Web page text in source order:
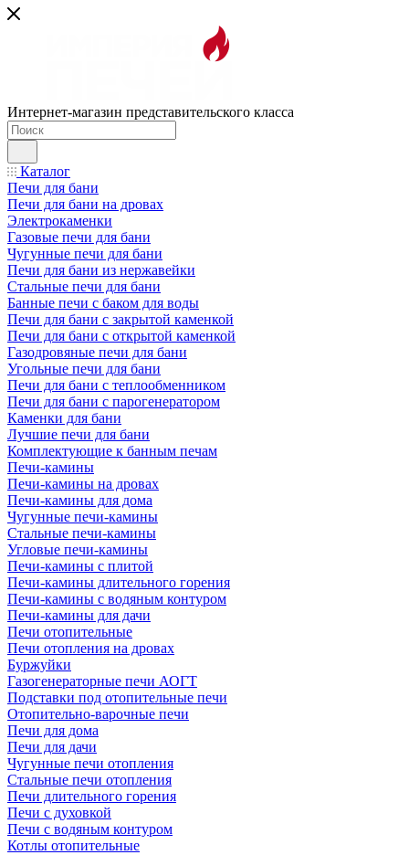
Интернет-магазин представительского класса
Каталог
Печи для бани
Печи для бани на дровах
Электрокаменки
Газовые печи для бани
Чугунные печи для бани
Печи для бани из нержавейки
Стальные печи для бани
Банные печи с баком для воды
Печи для бани с закрытой каменкой
Печи для бани с открытой каменкой
Газодровяные печи для бани
Угольные печи для бани
Печи для бани с теплообменником
Печи для бани с парогенератором
Каменки для бани
Лучшие печи для бани
Комплектующие к банным печам
Печи-камины
Печи-камины на дровах
Печи-камины для дома
Чугунные печи-камины
Стальные печи-камины
Угловые печи-камины
Печи-камины с плитой
Печи-камины длительного горения
Печи-камины с водяным контуром
Печи-камины для дачи
Печи отопительные
Печи отопления на дровах
Буржуйки
Газогенераторные печи АОГТ
Подставки под отопительные печи
Отопительно-варочные печи
Печи для дома
Печи для дачи
Чугунные печи отопления
Стальные печи отопления
Печи длительного горения
Печи с духовкой
Печи с водяным контуром
Котлы отопительные